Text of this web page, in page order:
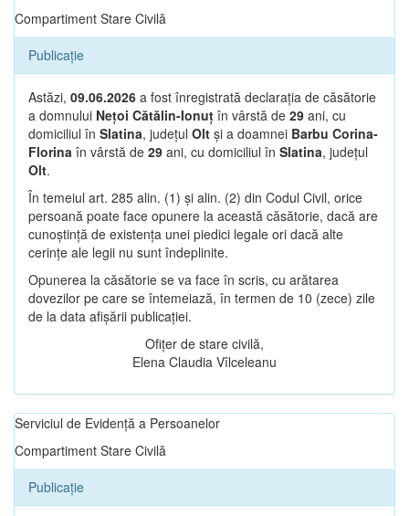
Compartiment Stare Civilă
Publicație
Astăzi, 09.06.2026 a fost înregistrată declarația de căsătorie
a domnului Nețoi Cătălin-Ionuț în vârstă de 29 ani, cu
domiciliul în Slatina, județul Olt și a doamnei Barbu Corina-
Florina în vârstă de 29 ani, cu domiciliul în Slatina, județul
Olt.
În temeiul art. 285 alin. (1) și alin. (2) din Codul Civil, orice
persoană poate face opunere la această căsătorie, dacă are
cunoștință de existența unei piedici legale ori dacă alte
cerințe ale legii nu sunt îndeplinite.
Opunerea la căsătorie se va face în scris, cu arătarea
dovezilor pe care se întemeiază, în termen de 10 (zece) zile
de la data afișării publicației.
Ofițer de stare civilă,
Elena Claudia Vîlceleanu
Serviciul de Evidență a Persoanelor
Compartiment Stare Civilă
Publicație